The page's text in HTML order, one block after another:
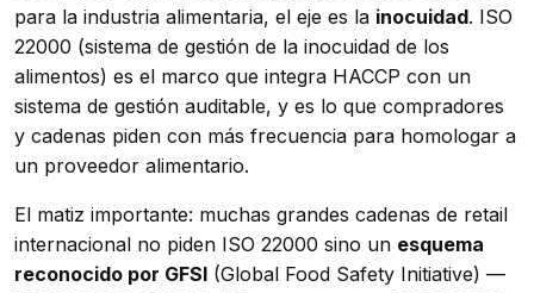
para la industria alimentaria, el eje es la inocuidad. ISO
22000 (sistema de gestión de la inocuidad de los
alimentos) es el marco que integra HACCP con un
sistema de gestión auditable, y es lo que compradores
y cadenas piden con más frecuencia para homologar a
un proveedor alimentario.
El matiz importante: muchas grandes cadenas de retail
internacional no piden ISO 22000 sino un esquema
reconocido por GFSI (Global Food Safety Initiative) —